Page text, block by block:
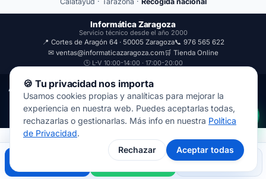
Informática Zaragoza
Servicio técnico desde el año 2000
📍 Cortes de Aragón 64 · 50005 Zaragoza📞 976 565 622
✉ ventas@informaticazaragoza.com🛒 Tienda Online
🕒 L-V 10:00-14:00 · 17:00-20:00
Aviso Legal
Política de Privacidad
© 2000-2026 · Javal Informática S.L. · Tienda Informática Zaragoza
· Reparación de Ordenadores, Portátiles y Móviles.
WhatsApp Mapa
🍪 Tu privacidad nos importa
Usamos cookies propias y analíticas para mejorar la
experiencia en nuestra web. Puedes aceptarlas todas,
rechazarlas o gestionarlas. Más info en nuestra Política
de Privacidad.
Rechazar
Aceptar todas